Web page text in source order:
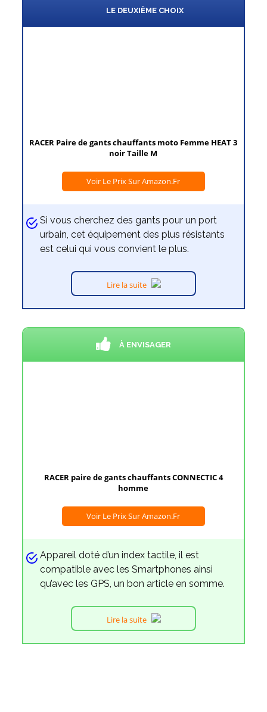
LE DEUXIÈME CHOIX
RACER Paire de gants chauffants moto Femme HEAT 3
noir Taille M
Voir Le Prix Sur Amazon.fr
Si vous cherchez des gants pour un port
urbain, cet équipement des plus résistants
est celui qui vous convient le plus.
Lire la suite
À ENVISAGER
RACER paire de gants chauffants CONNECTIC 4
homme
Voir Le Prix Sur Amazon.fr
Appareil doté d’un index tactile, il est
compatible avec les Smartphones ainsi
qu’avec les GPS, un bon article en somme.
Lire la suite